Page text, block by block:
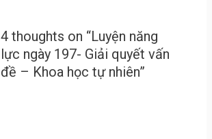
4 thoughts on “Luyện năng
lực ngày 197- Giải quyết vấn
đề – Khoa học tự nhiên”